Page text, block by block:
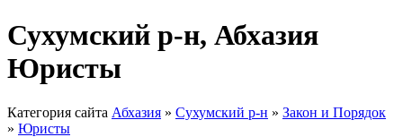
Сухумский р-н, Абхазия
Юристы
Категория сайта Абхазия » Сухумский р-н » Закон и Порядок
» Юристы